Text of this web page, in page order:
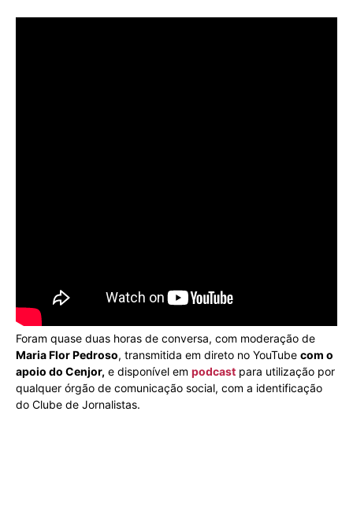
Foram quase duas horas de conversa, com moderação de
Maria Flor Pedroso, transmitida em direto no YouTube com o
apoio do Cenjor, e disponível em podcast para utilização por
qualquer órgão de comunicação social, com a identificação
do Clube de Jornalistas.